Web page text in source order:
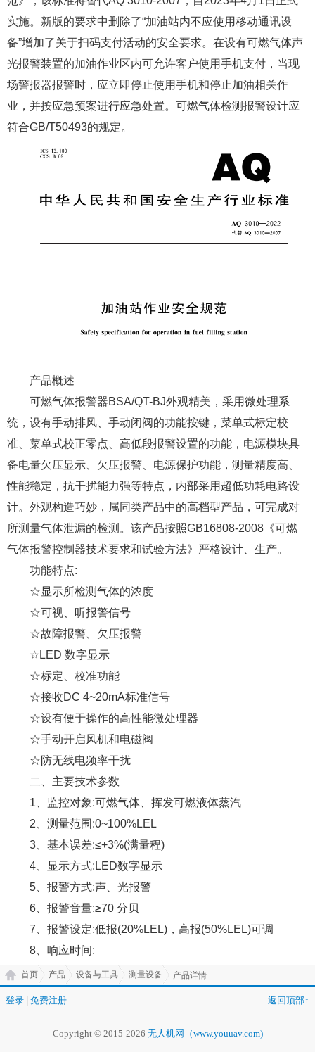
实施。新版的要求中删除了“加油站内不应使用移动通讯设
备”增加了关于扫码支付活动的安全要求。在设有可燃气体声
光报警装置的加油作业区内可允许客户使用手机支付，当现
场警报器报警时，应立即停止使用手机和停止加油相关作
业，并按应急预案进行应急处置。可燃气体检测报警设计应
符合GB/T50493的规定。
产品概述
可燃气体报警器BSA/QT-BJ外观精美，采用微处理系
统，设有手动排风、手动闭阀的功能按键，菜单式标定校
准、菜单式校正零点、高低段报警设置的功能，电源模块具
备电量欠压显示、欠压报警、电源保护功能，测量精度高、
性能稳定，抗干扰能力强等特点，内部采用超低功耗电路设
计。外观构造巧妙，属同类产品中的高档型产品，可完成对
所测量气体泄漏的检测。该产品按照GB16808-2008《可燃
气体报警控制器技术要求和试验方法》严格设计、生产。
功能特点:
☆显示所检测气体的浓度
☆可视、听报警信号
☆故障报警、欠压报警
☆LED 数字显示
☆标定、校准功能
☆接收DC 4~20mA标准信号
☆设有便于操作的高性能微处理器
☆手动开启风机和电磁阀
☆防无线电频率干扰
二、主要技术参数
1、监控对象:可燃气体、挥发可燃液体蒸汽
2、测量范围:0~100%LEL
3、基本误差:≤+3%(满量程)
4、显示方式:LED数字显示
5、报警方式:声、光报警
6、报警音量:≥70 分贝
7、报警设定:低报(20%LEL)，高报(50%LEL)可调
8、响应时间:
首页 产品 设备与工具 测量设备 产品详情
登录 免费注册 返回顶部↑
Copyright © 2015-2026 无人机网（www.youuav.com)